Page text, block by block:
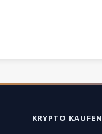
KRYPTO KAUFEN